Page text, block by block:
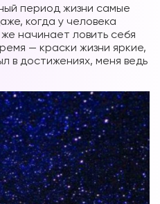
период жизни самые
когда у человека
начинает ловить себя
— краски жизни яркие,
в достижениях, меня ведь